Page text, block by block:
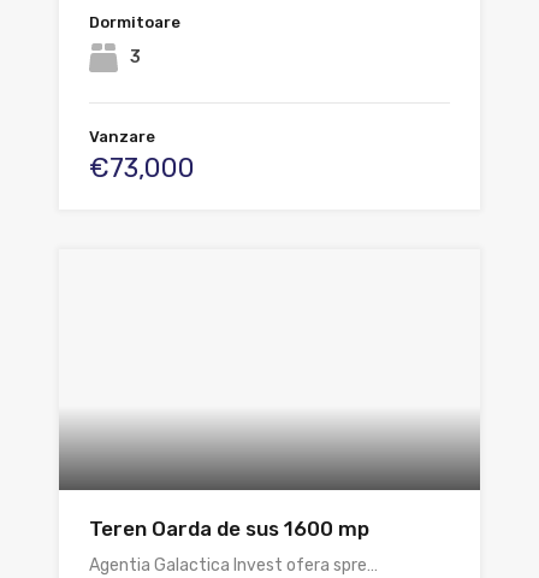
Dormitoare
3
Vanzare
€73,000
Teren Oarda de sus 1600 mp
Agentia Galactica Invest ofera spre…